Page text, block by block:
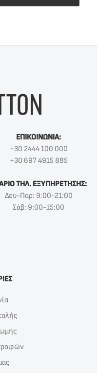
ΕΠΙΚΟΙΝΩΝΙΑ:
+30 2444 100 000
+30 697 4915 885
ΤΗΛ. ΕΞΥΠΗΡΕΤΗΣΗΣ:
Δευ-Παρ: 9:00-21:00
Σάβ: 9:00-15:00